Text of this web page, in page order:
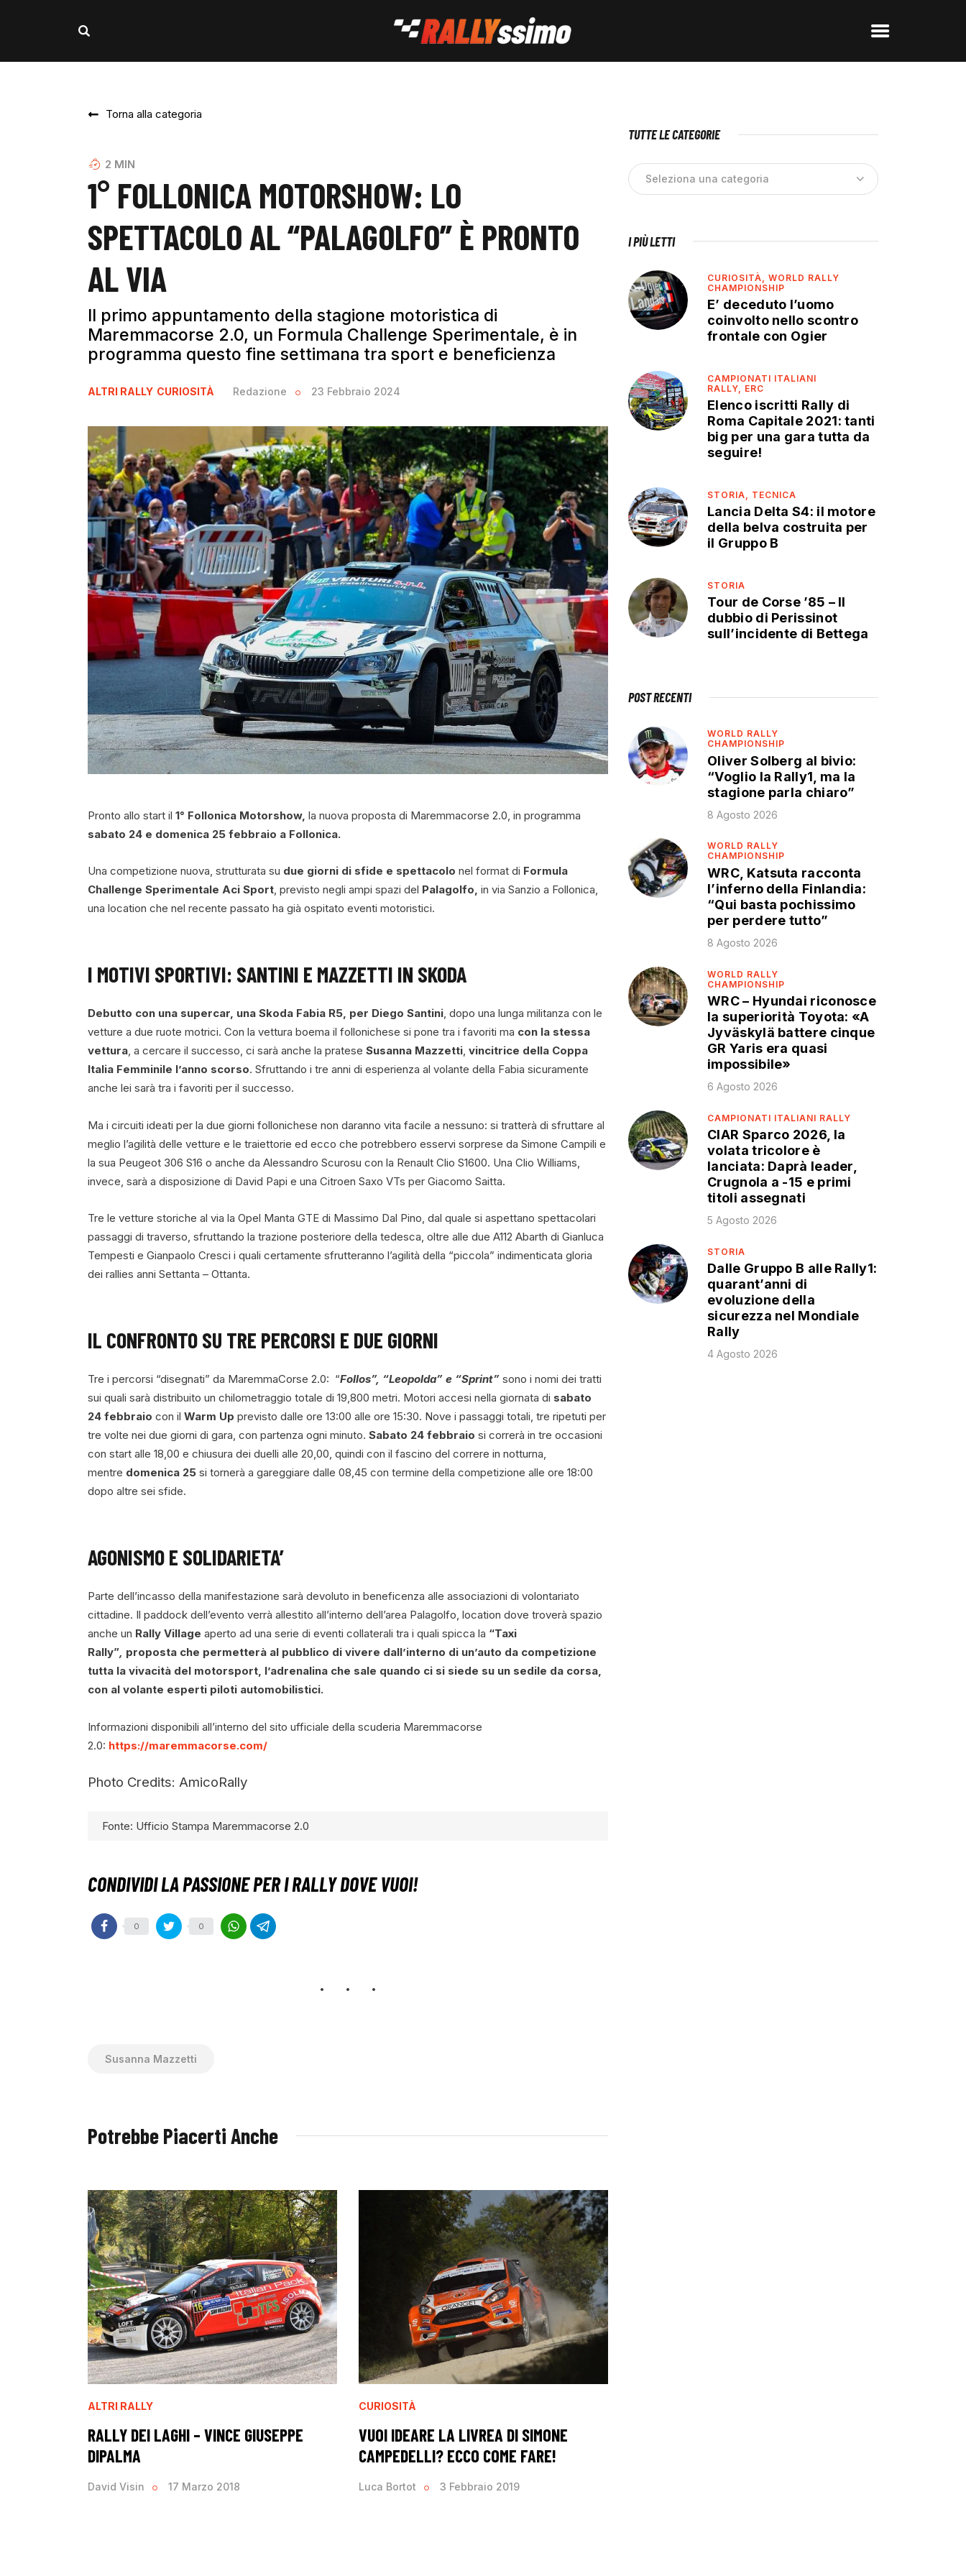
Torna alla categoria
2 MIN
1° FOLLONICA MOTORSHOW: LO
SPETTACOLO AL “PALAGOLFO” È PRONTO
AL VIA
Il primo appuntamento della stagione motoristica di
Maremmacorse 2.0, un Formula Challenge Sperimentale, è in
programma questo fine settimana tra sport e beneficienza
ALTRI RALLY CURIOSITÀ Redazione 23 Febbraio 2024
Pronto allo start il 1° Follonica Motorshow, la nuova proposta di Maremmacorse 2.0, in programma
sabato 24 e domenica 25 febbraio a Follonica.
Una competizione nuova, strutturata su due giorni di sfide e spettacolo nel format di Formula
Challenge Sperimentale Aci Sport, previsto negli ampi spazi del Palagolfo, in via Sanzio a Follonica,
una location che nel recente passato ha già ospitato eventi motoristici.
I MOTIVI SPORTIVI: SANTINI E MAZZETTI IN SKODA
Debutto con una supercar, una Skoda Fabia R5, per Diego Santini, dopo una lunga militanza con le
vetture a due ruote motrici. Con la vettura boema il follonichese si pone tra i favoriti ma con la stessa
vettura, a cercare il successo, ci sarà anche la pratese Susanna Mazzetti, vincitrice della Coppa
Italia Femminile l’anno scorso. Sfruttando i tre anni di esperienza al volante della Fabia sicuramente
anche lei sarà tra i favoriti per il successo.
Ma i circuiti ideati per la due giorni follonichese non daranno vita facile a nessuno: si tratterà di sfruttare al
meglio l’agilità delle vetture e le traiettorie ed ecco che potrebbero esservi sorprese da Simone Campili e
la sua Peugeot 306 S16 o anche da Alessandro Scurosu con la Renault Clio S1600. Una Clio Williams,
invece, sarà a disposizione di David Papi e una Citroen Saxo VTs per Giacomo Saitta.
Tre le vetture storiche al via la Opel Manta GTE di Massimo Dal Pino, dal quale si aspettano spettacolari
passaggi di traverso, sfruttando la trazione posteriore della tedesca, oltre alle due A112 Abarth di Gianluca
Tempesti e Gianpaolo Cresci i quali certamente sfrutteranno l’agilità della “piccola” indimenticata gloria
dei rallies anni Settanta – Ottanta.
IL CONFRONTO SU TRE PERCORSI E DUE GIORNI
Tre i percorsi “disegnati” da MaremmaCorse 2.0: “Follos”, “Leopolda” e “Sprint” sono i nomi dei tratti
sui quali sarà distribuito un chilometraggio totale di 19,800 metri. Motori accesi nella giornata di sabato
24 febbraio con il Warm Up previsto dalle ore 13:00 alle ore 15:30. Nove i passaggi totali, tre ripetuti per
tre volte nei due giorni di gara, con partenza ogni minuto. Sabato 24 febbraio si correrà in tre occasioni
con start alle 18,00 e chiusura dei duelli alle 20,00, quindi con il fascino del correre in notturna,
mentre domenica 25 si tornerà a gareggiare dalle 08,45 con termine della competizione alle ore 18:00
dopo altre sei sfide.
AGONISMO E SOLIDARIETA’
Parte dell’incasso della manifestazione sarà devoluto in beneficenza alle associazioni di volontariato
cittadine. Il paddock dell’evento verrà allestito all’interno dell’area Palagolfo, location dove troverà spazio
anche un Rally Village aperto ad una serie di eventi collaterali tra i quali spicca la “Taxi
Rally”, proposta che permetterà al pubblico di vivere dall’interno di un’auto da competizione
tutta la vivacità del motorsport, l’adrenalina che sale quando ci si siede su un sedile da corsa,
con al volante esperti piloti automobilistici.
Informazioni disponibili all’interno del sito ufficiale della scuderia Maremmacorse
2.0: https://maremmacorse.com/
Photo Credits: AmicoRally
Fonte: Ufficio Stampa Maremmacorse 2.0
0 0
Susanna Mazzetti
Potrebbe Piacerti Anche
ALTRI RALLY
RALLY DEI LAGHI – VINCE GIUSEPPE
DIPALMA
David Visin 17 Marzo 2018
CURIOSITÀ
VUOI IDEARE LA LIVREA DI SIMONE
CAMPEDELLI? ECCO COME FARE!
Luca Bortot 3 Febbraio 2019
TUTTE LE CATEGORIE
I PIÙ LETTI
CURIOSITÀ,WORLD RALLY
CHAMPIONSHIP
E’ deceduto l’uomo
coinvolto nello scontro
frontale con Ogier
CAMPIONATI ITALIANI
RALLY, ERC
Elenco iscritti Rally di
Roma Capitale 2021: tanti
big per una gara tutta da
seguire!
STORIA, TECNICA
Lancia Delta S4: il motore
della belva costruita per
il Gruppo B
STORIA
Tour de Corse ’85 – Il
dubbio di Perissinot
sull’incidente di Bettega
POST RECENTI
WORLD RALLY
CHAMPIONSHIP
Oliver Solberg al bivio:
“Voglio la Rally1, ma la
stagione parla chiaro”
8 Agosto 2026
WORLD RALLY
CHAMPIONSHIP
WRC, Katsuta racconta
l’inferno della Finlandia:
“Qui basta pochissimo
per perdere tutto”
8 Agosto 2026
WORLD RALLY
CHAMPIONSHIP
WRC – Hyundai riconosce
la superiorità Toyota: «A
Jyväskylä battere cinque
GR Yaris era quasi
impossibile»
6 Agosto 2026
CAMPIONATI ITALIANI RALLY
CIAR Sparco 2026, la
volata tricolore è
lanciata: Daprà leader,
Crugnola a -15 e primi
titoli assegnati
5 Agosto 2026
STORIA
Dalle Gruppo B alle Rally1:
quarant’anni di
evoluzione della
sicurezza nel Mondiale
Rally
4 Agosto 2026